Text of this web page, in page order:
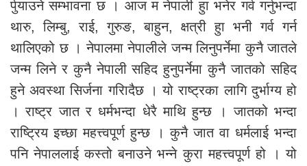
र्पुयाउने सम्भावना छ । आज म नेपाली हुा भनेर गर्व गर्नुभन्दा
थारु, लिम्बु, राई, गुरुङ, बाहुन, क्षत्री हुा भनी गर्व गर्न
थालिएको छ । नेपालमा नेपालीले जन्म लिनुपर्नेमा कुनै जातले
जन्म लिने र कुनै नेपाली सहिद हुनुपर्नेमा कुनै जातको सहिद
हुने अवस्था सिर्जना गरिादैछ । यो राष्ट्रका लागि दुर्भाग्य हो
। राष्ट्र जात र धर्मभन्दा धेरै माथि हुन्छ । जातको भन्दा
राष्ट्रिय इच्छा महत्त्वपूर्ण हुन्छ । कुनै जात वा धर्मलाई भन्दा
पनि नेपाललाई कस्तो बनाउने भन्ने कुरा महत्त्वपूर्ण हो । यो